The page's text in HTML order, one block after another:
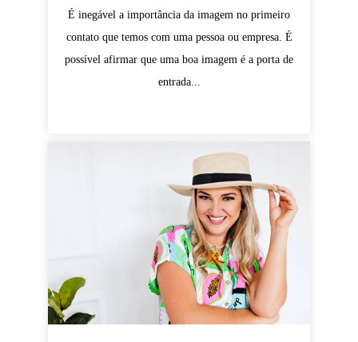
É inegável a importância da imagem no primeiro
contato que temos com uma pessoa ou empresa. É
possível afirmar que uma boa imagem é a porta de
entrada...